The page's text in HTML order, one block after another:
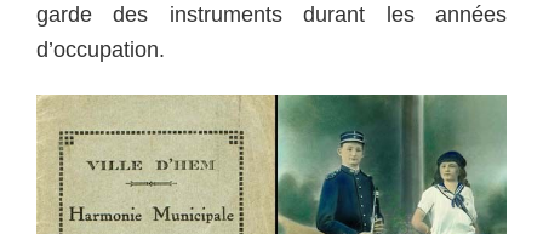
garde des instruments durant les années
d’occupation.